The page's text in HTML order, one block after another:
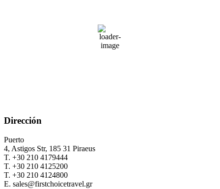
39 %
Dirección
Puerto
4, Astigos Str, 185 31 Piraeus
Τ. +30 210 4179444
Τ. +30 210 4125200
Τ. +30 210 4124800
Ε. sales@firstchoicetravel.gr